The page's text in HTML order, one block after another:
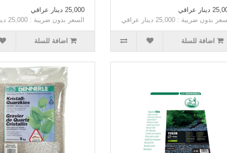
دينار عراقي
بدون ضريبة : 25,000 دينار عراقي
اضافة للسلة
25,000 دينار عراقي
السعر بدون ضريبة : 25,000 دينار عراقي
اضافة للسلة